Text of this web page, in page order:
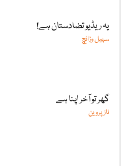
یہ ریڈیو تضادستان ہے!
سہیل وڑائچ
گھر تو آخر اپنا ہے
ناز پروین